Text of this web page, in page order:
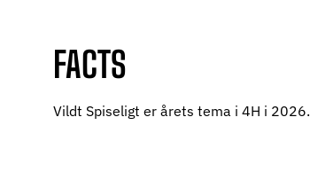
FACTS
Vildt Spiseligt er årets tema i 4H i 2026.